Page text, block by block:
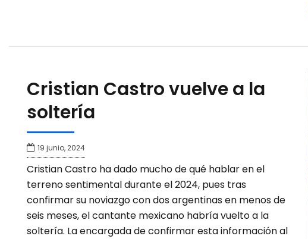
Cristian Castro vuelve a la
soltería
19 junio, 2024
Cristian Castro ha dado mucho de qué hablar en el
terreno sentimental durante el 2024, pues tras
confirmar su noviazgo con dos argentinas en menos de
seis meses, el cantante mexicano habría vuelto a la
soltería. La encargada de confirmar esta información al